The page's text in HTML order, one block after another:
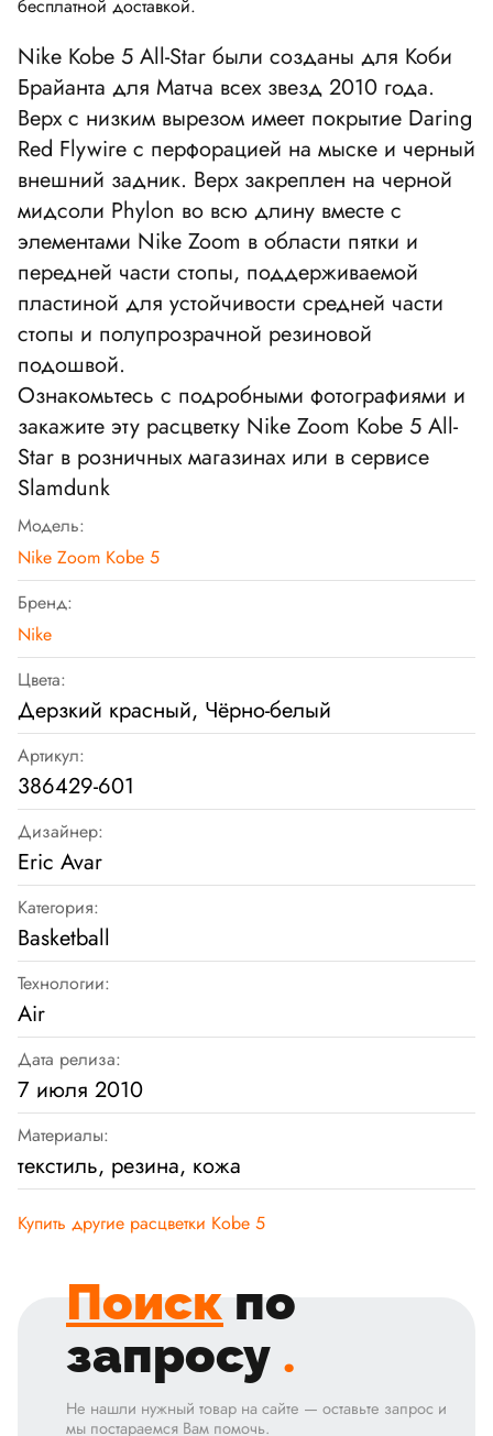
бесплатной доставкой.
Nike Kobe 5 All-Star были созданы для Коби
Брайанта для Матча всех звезд 2010 года.
Верх с низким вырезом имеет покрытие Daring
Red Flywire с перфорацией на мыске и черный
внешний задник. Верх закреплен на черной
мидсоли Phylon во всю длину вместе с
элементами Nike Zoom в области пятки и
передней части стопы, поддерживаемой
пластиной для устойчивости средней части
стопы и полупрозрачной резиновой
подошвой.
Ознакомьтесь с подробными фотографиями и
закажите эту расцветку Nike Zoom Kobe 5 All-
Star в розничных магазинах или в сервисе
Slamdunk
Модель:
Nike Zoom Kobe 5
Бренд:
Nike
Цвета:
Дерзкий красный, Чёрно-белый
Артикул:
386429-601
Дизайнер:
Eric Avar
Категория:
Basketball
Технологии:
Air
Дата релиза:
7 июля 2010
Материалы:
текстиль, резина, кожа
Купить другие расцветки Kobe 5
Поиск по
запросу .
Не нашли нужный товар на сайте — оставьте запрос и
мы постараемся Вам помочь.